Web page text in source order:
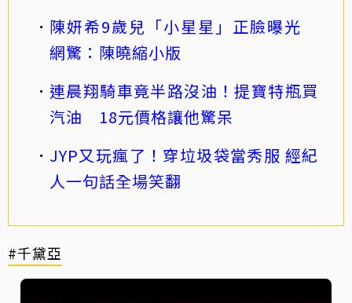
陳妍希9歲兒「小星星」正臉曝光
網驚：陳曉縮小版
連晨翔騎車竟半路沒油！提寶特瓶買
汽油 18元價格讓他驚呆
JYP又玩瘋了！穿垃圾袋當秀服 經紀
人一句話全場笑翻
#千黛亞